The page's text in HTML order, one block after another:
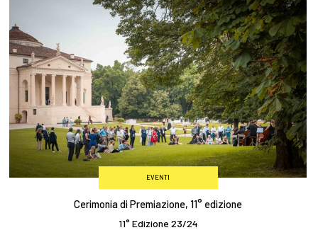
EVENTI
Cerimonia di Premiazione, 11° edizione
11° Edizione 23/24